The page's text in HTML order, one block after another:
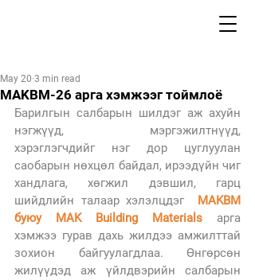
MAKBM-26 арга хэмжээг тоймлоё
May 20 3 min read
Барилгын салбарын шилдэг аж ахуйн
нэгжүүд, мэргэжилтнүүд,
хэрэглэгчдийг нэг дор цуглуулан
саобарын нөхцөл байдал, ирээдүйн чиг
хандлага, хөгжил дэвшил, гарц
шийдлийн талаар хэлэлцдэг MAKBM
буюу MAK Building Materials арга
хэмжээ гурав дахь жилдээ амжилттай
зохион байгуулагдлаа. Өнгөрсөн
жилүүдэд аж үйлдвэрийн салбарын